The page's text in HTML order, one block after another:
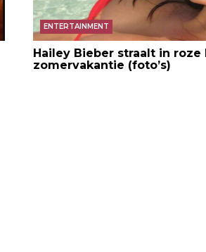
ENTERTAINMENT
Hailey Bieber straalt in
zomervakantie (foto’s)